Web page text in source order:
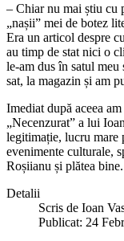
– Chiar nu mai știu cu
„nașii” mei de botez
Era un articol despre
au timp de stat nici o
le-am dus în satul
sat, la magazin și am
Imediat după aceea
„Necenzurat” a lui
legitimație, lucru mare
evenimente culturale,
Roșiianu și plătea bine.
Detalii
Scris de Ioan
Publicat: 24